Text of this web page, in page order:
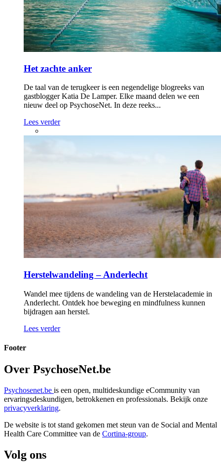
Het zachte anker
De taal van de terugkeer is een negendelige blogreeks van
gastblogger Katia De Lamper. Elke maand delen we een
nieuw deel op PsychoseNet. In deze reeks...
Lees verder
Herstelwandeling – Anderlecht
Wandel mee tijdens de wandeling van de Herstelacademie in
Anderlecht. Ontdek hoe beweging en mindfulness kunnen
bijdragen aan herstel.
Lees verder
Footer
Over PsychoseNet.be
Psychosenet.be is een open, multideskundige eCommunity van
ervaringsdeskundigen, betrokkenen en professionals. Bekijk onze
privacyverklaring.
De website is tot stand gekomen met steun van de Social and Mental
Health Care Committee van de Cortina-group.
Volg ons